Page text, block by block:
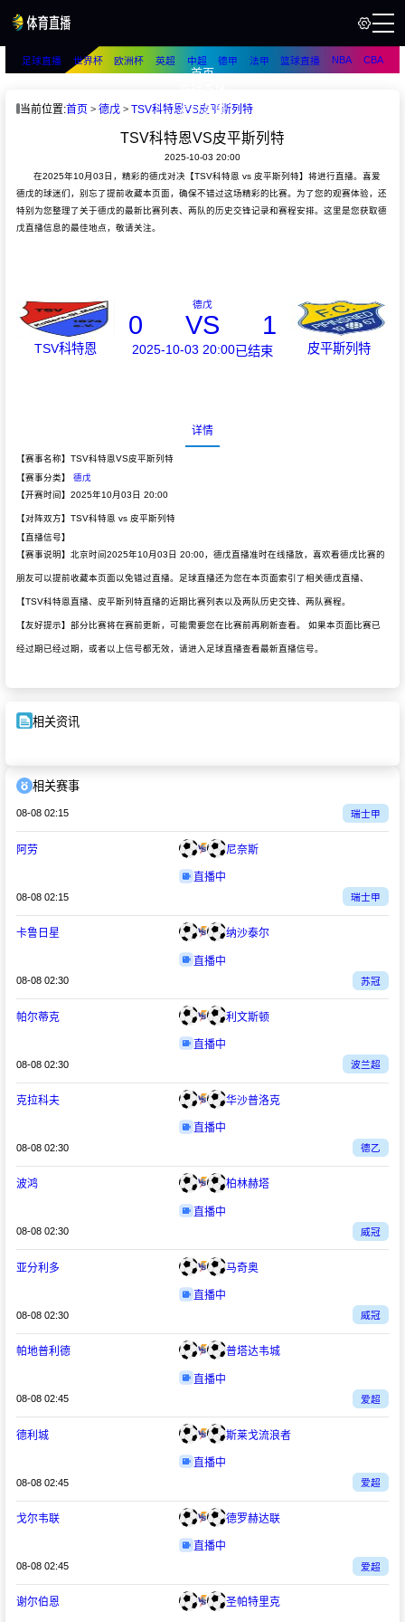
首页
足球直播
足球直播 世界杯 欧洲杯 英超 中超 德甲 法甲 篮球直播 NBA CBA
当前位置:首页 德戊 TSV科特恩VS皮平斯列特
TSV科特恩VS皮平斯列特
2025-10-03 20:00
在2025年10月03日，精彩的德戊对决【TSV科特恩 vs 皮平斯列特】将进行直播。喜爱
德戊的球迷们，别忘了提前收藏本页面，确保不错过这场精彩的比赛。为了您的观赛体验，还
特别为您整理了关于德戊的最新比赛列表、两队的历史交锋记录和赛程安排。这里是您获取德
戊直播信息的最佳地点，敬请关注。
TSV科特恩
德戊
0 VS 1
2025-10-03 20:00已结束 皮平斯列特
详情
【赛事名称】TSV科特恩VS皮平斯列特
【赛事分类】 德戊
【开赛时间】2025年10月03日 20:00
【对阵双方】TSV科特恩 vs 皮平斯列特
【直播信号】
【赛事说明】北京时间2025年10月03日 20:00，德戊直播准时在线播放，喜欢看德戊比赛的
朋友可以提前收藏本页面以免错过直播。足球直播还为您在本页面索引了相关德戊直播、
【TSV科特恩直播、皮平斯列特直播的近期比赛列表以及两队历史交锋、两队赛程。
【友好提示】部分比赛将在赛前更新，可能需要您在比赛前再刷新查看。 如果本页面比赛已
经过期已经过期，或者以上信号都无效，请进入足球直播查看最新直播信号。
相关资讯
相关赛事
08-08 02:15 瑞士甲
阿劳 尼奈斯
直播中
08-08 02:15 瑞士甲
卡鲁日星 纳沙泰尔
直播中
08-08 02:30 苏冠
帕尔蒂克 利文斯顿
直播中
08-08 02:30 波兰超
克拉科夫 华沙普洛克
直播中
08-08 02:30 德乙
波鸿 柏林赫塔
直播中
08-08 02:30 威冠
亚分利多 马奇奥
直播中
08-08 02:30 威冠
帕地普利德 普塔达韦城
直播中
08-08 02:45 爱超
德利城 斯莱戈流浪者
直播中
08-08 02:45 爱超
戈尔韦联 德罗赫达联
直播中
08-08 02:45 爱超
谢尔伯恩 圣帕特里克